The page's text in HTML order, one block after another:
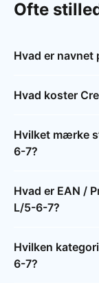
Ofte
Hvad er navnet
Hvad koster
Hvilket mærke
6-7?
Hvad er EAN /
L/5-6-7?
Hvilken
6-7?